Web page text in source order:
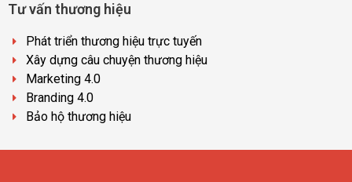
Tư vấn thương hiệu
Phát triển thương hiệu trực tuyến
Xây dựng câu chuyện thương hiệu
Marketing 4.0
Branding 4.0
Bảo hộ thương hiệu